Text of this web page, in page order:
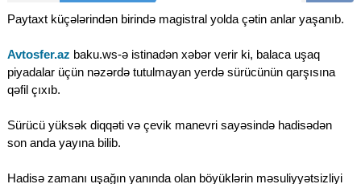
Paytaxt küçələrindən birində magistral yolda çətin anlar yaşanıb.
Avtosfer.az baku.ws-ə istinadən xəbər verir ki, balaca uşaq
piyadalar üçün nəzərdə tutulmayan yerdə sürücünün qarşısına
qəfil çıxıb.
Sürücü yüksək diqqəti və çevik manevri sayəsində hadisədən
son anda yayına bilib.
Hadisə zamanı uşağın yanında olan böyüklərin məsuliyyətsizliyi